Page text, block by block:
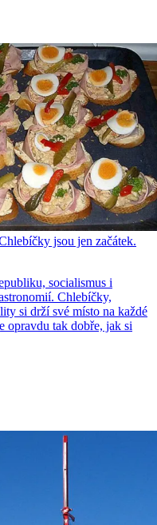
jsou jen začátek.
socialismus i
Chlebíčky,
si drží své místo na každé
opravdu tak dobře, jak si